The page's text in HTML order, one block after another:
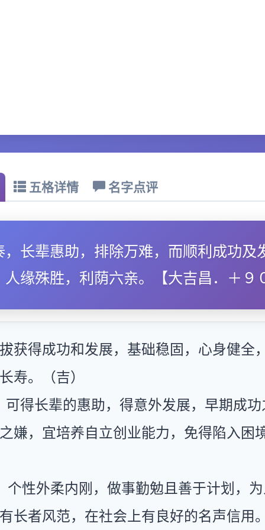
五格详情 名字点评
，长辈惠助，排除万难，而顺利成功及
人缘殊胜，利荫六亲。【大吉昌．＋９
获得成功和发展，基础稳固，心身健全
寿。（吉）
可得长辈的惠助，得意外发展，早期成
嫌，宜培养自立创业能力，免得陷入困
个性外柔内刚，做事勤勉且善于计划，
长者风范，在社会上有良好的名声信用